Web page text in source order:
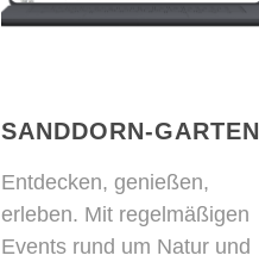
SANDDORN-GARTEN
Entdecken, genießen,
erleben. Mit regelmäßigen
Events rund um Natur und